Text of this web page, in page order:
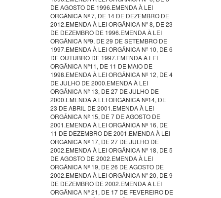
DE AGOSTO DE 1996.EMENDA À LEI
ORGÂNICA Nº 7, DE 14 DE DEZEMBRO DE
2012.EMENDA À LEI ORGÂNICA Nº 8, DE 23
DE DEZEMBRO DE 1996.EMENDA À LEI
ORGÂNICA Nº9, DE 29 DE SETEMBRO DE
1997.EMENDA À LEI ORGÂNICA Nº 10, DE 6
DE OUTUBRO DE 1997.EMENDA À LEI
ORGÂNICA Nº11, DE 11 DE MAIO DE
1998.EMENDA À LEI ORGÂNICA Nº 12, DE 4
DE JULHO DE 2000.EMENDA À LEI
ORGÂNICA Nº 13, DE 27 DE JULHO DE
2000.EMENDA À LEI ORGÂNICA Nº14, DE
23 DE ABRIL DE 2001.EMENDA À LEI
ORGÂNICA Nº 15, DE 7 DE AGOSTO DE
2001.EMENDA À LEI ORGÂNICA Nº 16, DE
11 DE DEZEMBRO DE 2001.EMENDA À LEI
ORGÂNICA Nº 17, DE 27 DE JULHO DE
2002.EMENDA À LEI ORGÂNICA Nº 18, DE 5
DE AGOSTO DE 2002.EMENDA À LEI
ORGÂNICA Nº 19, DE 26 DE AGOSTO DE
2002.EMENDA À LEI ORGÂNICA Nº 20, DE 9
DE DEZEMBRO DE 2002.EMENDA À LEI
ORGÂNICA Nº 21, DE 17 DE FEVEREIRO DE